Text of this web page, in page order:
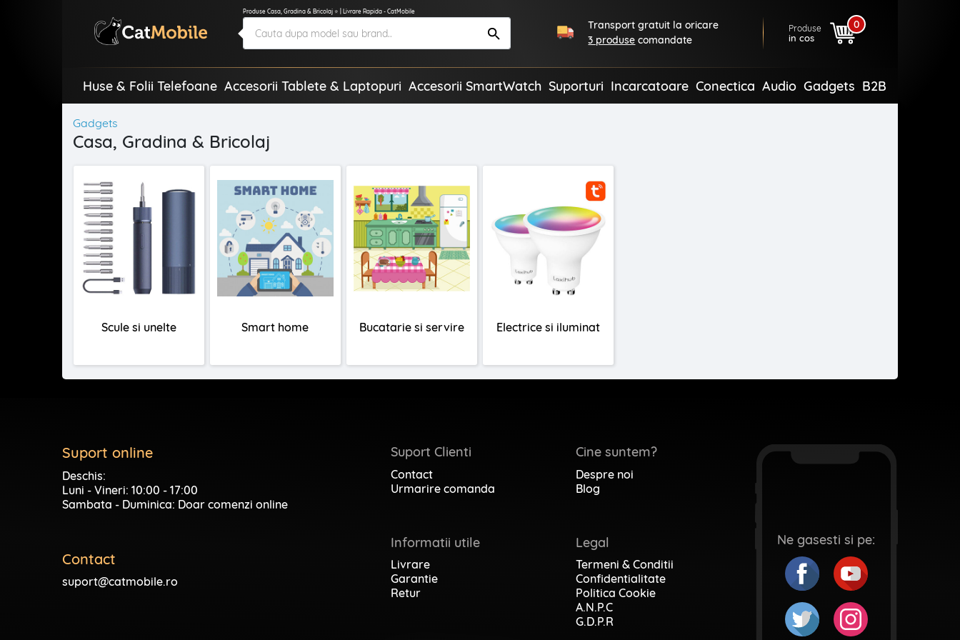
Produse Casa, Gradina & Bricolaj ⭐ | Livrare Rapida - CatMobile
Transport gratuit la oricare
3 produse comandate
Produse
in cos
0
Huse & Folii Telefoane Accesorii Tablete & Laptopuri Accesorii SmartWatch Suporturi Incarcatoare Conectica Audio Gadgets B2B
Gadgets
Casa, Gradina & Bricolaj
Scule si unelte Smart home Bucatarie si servire Electrice si iluminat
Suport online
Deschis:
Luni - Vineri: 10:00 - 17:00
Sambata - Duminica: Doar comenzi online
Contact
suport@catmobile.ro
Suport Clienti
Contact
Urmarire comanda
Informatii utile
Livrare
Garantie
Retur
Cine suntem?
Despre noi
Blog
Legal
Termeni & Conditii
Confidentialitate
Politica Cookie
A.N.P.C
G.D.P.R
Ne gasesti si pe: